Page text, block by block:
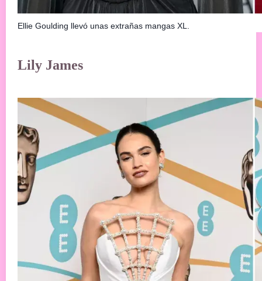
Ellie Goulding llevó unas extrañas mangas XL.
Lily James